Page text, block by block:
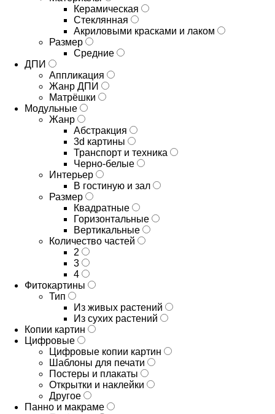
Керамическая
Стеклянная
Акриловыми красками и лаком
Размер
Средние
ДПИ
Аппликация
Жанр ДПИ
Матрёшки
Модульные
Жанр
Абстракция
3d картины
Транспорт и техника
Черно-белые
Интерьер
В гостиную и зал
Размер
Квадратные
Горизонтальные
Вертикальные
Количество частей
2
3
4
Фитокартины
Тип
Из живых растений
Из сухих растений
Копии картин
Цифровые
Цифровые копии картин
Шаблоны для печати
Постеры и плакаты
Открытки и наклейки
Другое
Панно и макраме